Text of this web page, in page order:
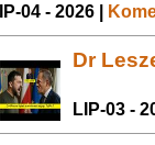
04 - 2026 |
Dr
LIP-03 -